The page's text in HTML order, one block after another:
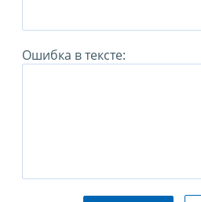
Ошибка в тексте: